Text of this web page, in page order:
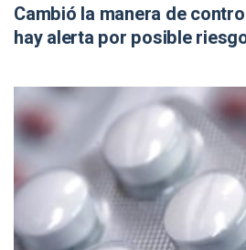
Cambió la manera de
hay alerta por posible